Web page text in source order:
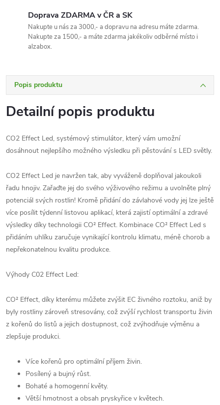
Doprava ZDARMA v ČR a SK
Nakupte u nás za 3000,- a dopravu na adresu máte zdarma.
Nakupte za 1500,- a máte zdarma jakékoliv odběrné místo i
alzabox.
Popis produktu
Detailní popis produktu
CO2 Effect Led, systémový stimulátor, který vám umožní
dosáhnout nejlepšího možného výsledku při pěstování s LED světly.
CO2 Effect Led je navržen tak, aby vyváženě doplňoval jakoukoli
řadu hnojiv. Zařaďte jej do svého výživového režimu a uvolněte plný
potenciál svých rostlin! Kromě přidání do závlahové vody jej lze ještě
více posílit týdenní listovou aplikací, která zajistí optimální a zdravé
výsledky díky technologii CO² Effect. Kombinace CO² Effect Led s
přidáním uhlíku zaručuje vynikající kontrolu klimatu, méně chorob a
nepřekonatelnou kvalitu produkce.
Výhody C02 Effect Led:
CO² Effect, díky kterému můžete zvýšit EC živného roztoku, aniž by
byly rostliny zároveň stresovány, což zvýší rychlost transportu živin
z kořenů do listů a jejich dostupnost, což zvýhodňuje výměnu a
zlepšuje produkci.
Více kořenů pro optimální příjem živin.
Posílený a bujný růst.
Bohaté a homogenní květy.
Větší hmotnost a obsah pryskyřice v květech.